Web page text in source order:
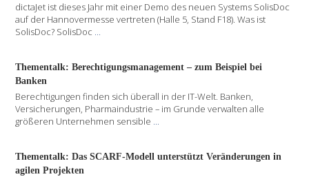
dictaJet ist dieses Jahr mit einer Demo des neuen Systems SolisDoc
auf der Hannovermesse vertreten (Halle 5, Stand F18). Was ist
SolisDoc? SolisDoc ...
Thementalk: Berechtigungsmanagement – zum Beispiel bei
Banken
Berechtigungen finden sich überall in der IT-Welt. Banken,
Versicherungen, Pharmaindustrie – im Grunde verwalten alle
größeren Unternehmen sensible ...
Thementalk: Das SCARF-Modell unterstützt Veränderungen in
agilen Projekten